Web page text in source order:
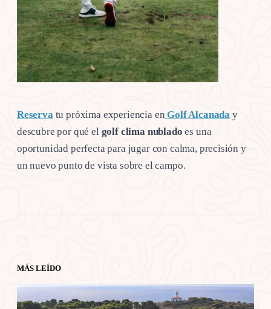
Reserva tu próxima experiencia en Golf Alcanada y
descubre por qué el golf clima nublado es una
oportunidad perfecta para jugar con calma, precisión y
un nuevo punto de vista sobre el campo.
MÁS LEÍDO